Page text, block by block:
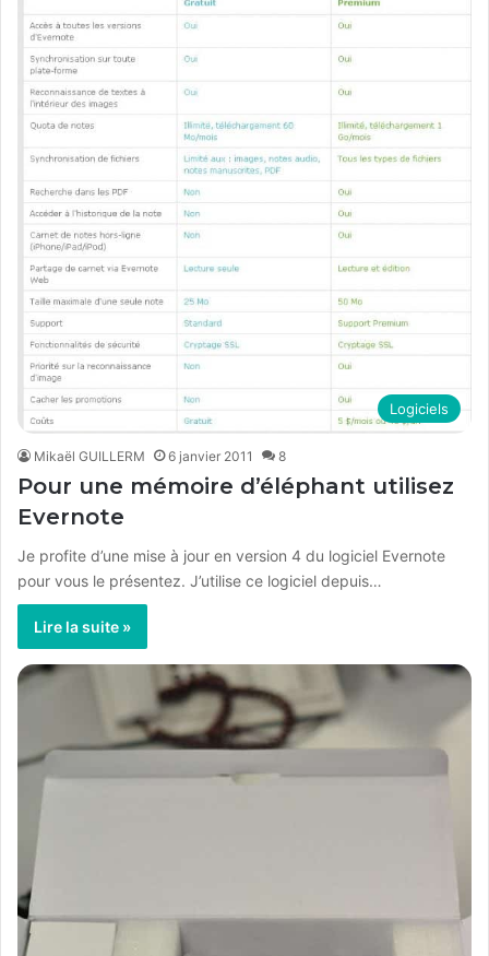
Logiciels
Mikaël GUILLERM 6 janvier 2011 8
Pour une mémoire d’éléphant utilisez
Evernote
Je profite d’une mise à jour en version 4 du logiciel Evernote
pour vous le présentez. J’utilise ce logiciel depuis…
Lire la suite »